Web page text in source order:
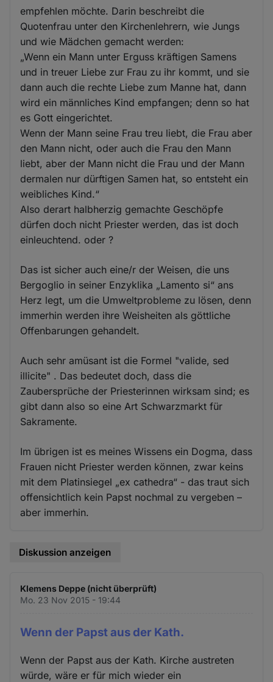
empfehlen möchte. Darin beschreibt die
Quotenfrau unter den Kirchenlehrern, wie Jungs
und wie Mädchen gemacht werden:
„Wenn ein Mann unter Erguss kräftigen Samens
und in treuer Liebe zur Frau zu ihr kommt, und sie
dann auch die rechte Liebe zum Manne hat, dann
wird ein männliches Kind empfangen; denn so hat
es Gott eingerichtet.
Wenn der Mann seine Frau treu liebt, die Frau aber
den Mann nicht, oder auch die Frau den Mann
liebt, aber der Mann nicht die Frau und der Mann
dermalen nur dürftigen Samen hat, so entsteht ein
weibliches Kind.“
Also derart halbherzig gemachte Geschöpfe
dürfen doch nicht Priester werden, das ist doch
einleuchtend. oder ?
Das ist sicher auch eine/r der Weisen, die uns
Bergoglio in seiner Enzyklika „Lamento si“ ans
Herz legt, um die Umweltprobleme zu lösen, denn
immerhin werden ihre Weisheiten als göttliche
Offenbarungen gehandelt.
Auch sehr amüsant ist die Formel "valide, sed
illicite" . Das bedeutet doch, dass die
Zaubersprüche der Priesterinnen wirksam sind; es
gibt dann also so eine Art Schwarzmarkt für
Sakramente.
Im übrigen ist es meines Wissens ein Dogma, dass
Frauen nicht Priester werden können, zwar keins
mit dem Platinsiegel „ex cathedra“ - das traut sich
offensichtlich kein Papst nochmal zu vergeben –
aber immerhin.
Diskussion anzeigen
Klemens Deppe (nicht überprüft)
Mo. 23 Nov 2015 - 19:44
Wenn der Papst aus der Kath.
Wenn der Papst aus der Kath. Kirche austreten
würde, wäre er für mich wieder ein